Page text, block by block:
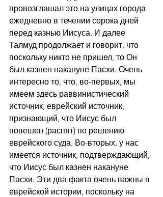
провозглашал это на улицах города
ежедневно в течении сорока дней
перед казнью Иисуса. И далее
Талмуд продолжает и говорит, что
поскольку никто не пришел, то Он
был казнен накануне Пасхи. Очень
интересно то, что, во-первых, мы
имеем здесь раввинистический
источник, еврейский источник,
признающий, что Иисус был
повешен (распят) по решению
еврейского суда. Во-вторых, у нас
имеется источник, подтверждающий,
что Иисус был казнен накануне
Пасхи. Эти два факта очень важны в
еврейской истории, поскольку на